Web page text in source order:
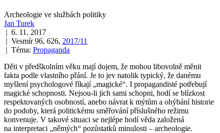
Archeologie ve službách politiky
Jan Turek
| 6. 11. 2017
| Vesmír 96, 626, 2017/11
| Téma: Propaganda
Děti v předškolním věku mají dojem, že mohou libovolně měnit
fakta podle vlastního přání. Je to jev natolik typický, že danému
myšlení psychologové říkají „magické“. I propagandisté potřebují
magické schopnosti. Nejsou-li jich sami schopni, hodí se blízkost
respektovaných osobností, anebo návrat k mýtům a ohýbání historie
do podoby, která politickému směřování příslušného režimu
konvenuje. V takové situaci se nejlépe hodí věda založená
na interpretaci „němých“ pozůstatků minulosti – archeologie.